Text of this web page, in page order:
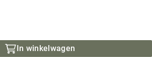
Veelgestelde vragen Loods 5
In winkelwagen